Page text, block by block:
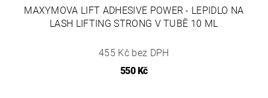
MAXYMOVA LIFT ADHESIVE POWER - LEPIDLO NA
LASH LIFTING STRONG V TUBĚ 10 ML
455 Kč bez DPH
550 Kč